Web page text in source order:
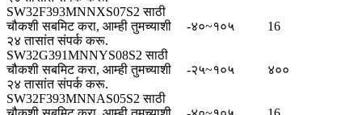
SW32F393MNNXS07S2 साठी
चौकशी सबमिट करा, आम्ही तुमच्याशी
२४ तासांत संपर्क करू.
-४०~१०५ 16
SW32G391MNNYS08S2 साठी
चौकशी सबमिट करा, आम्ही तुमच्याशी
२४ तासांत संपर्क करू.
-२५~१०५ ४००
SW32F393MNNAS05S2 साठी